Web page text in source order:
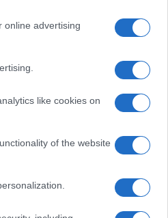
online advertising
like cookies on
of the website
στα σπίτια
της Νέας
για "παρεμβάσεις"